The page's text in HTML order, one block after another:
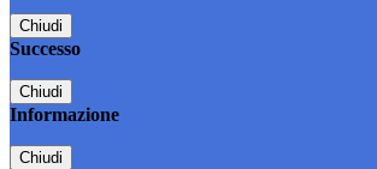
Chiudi
Successo
Chiudi
Informazione
Chiudi